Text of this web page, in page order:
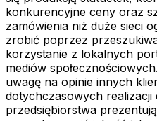
konkurencyjne ceny oraz
zamówienia niż duże sieci
zrobić poprzez
korzystanie z lokalnych
mediów
uwagę na opinie innych
dotychczasowych realizacji
przedsiębiorstwa